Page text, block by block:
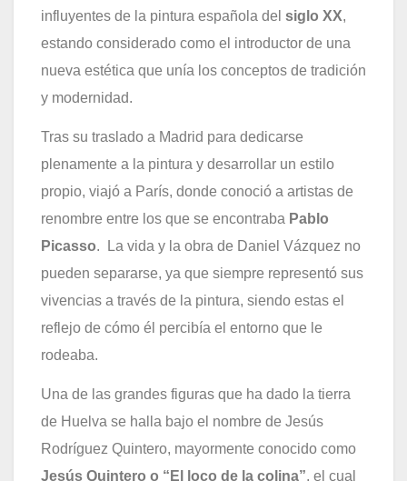
influyentes de la pintura española del siglo XX,
estando considerado como el introductor de una
nueva estética que unía los conceptos de tradición
y modernidad.
Tras su traslado a Madrid para dedicarse
plenamente a la pintura y desarrollar un estilo
propio, viajó a París, donde conoció a artistas de
renombre entre los que se encontraba Pablo
Picasso. La vida y la obra de Daniel Vázquez no
pueden separarse, ya que siempre representó sus
vivencias a través de la pintura, siendo estas el
reflejo de cómo él percibía el entorno que le
rodeaba.
Una de las grandes figuras que ha dado la tierra
de Huelva se halla bajo el nombre de Jesús
Rodríguez Quintero, mayormente conocido como
Jesús Quintero o “El loco de la colina”, el cual